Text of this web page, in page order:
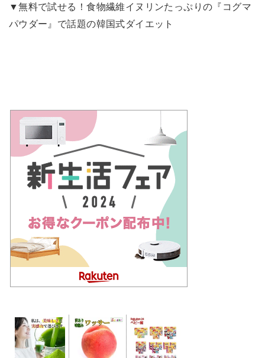
▼無料で試せる！食物繊維イヌリンたっぷりの『コグマ
パウダー』で話題の韓国式ダイエット